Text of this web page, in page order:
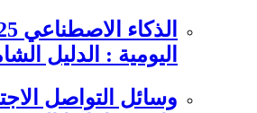
اليومية : الدليل
وسائل التواصل